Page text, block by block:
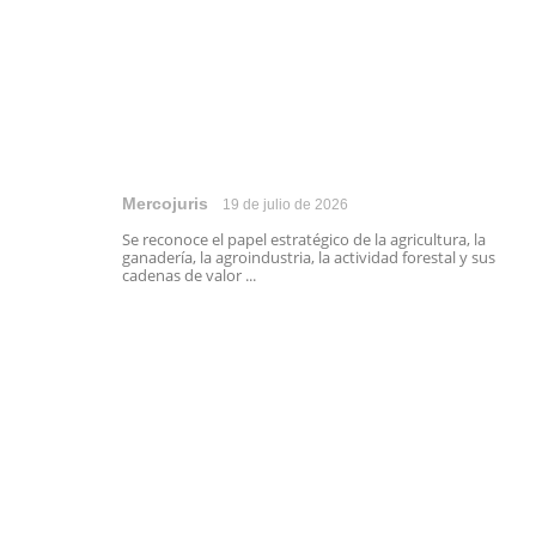
Mercojuris 19 de julio de 2026
Se reconoce el papel estratégico de la agricultura, la
ganadería, la agroindustria, la actividad forestal y sus
cadenas de valor ...